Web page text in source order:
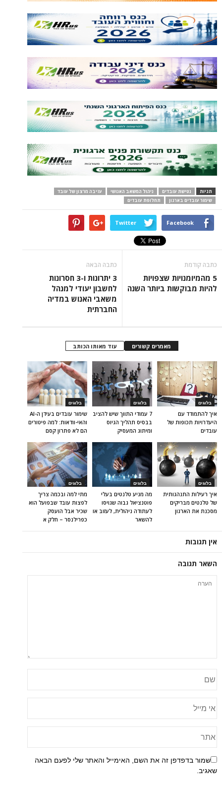
תגיות נטישת עובדים ניהול המשאב האנושי
עזיבה מרצון של עובד
שימור עובדים בארגון
תחלופת עובדים
Facebook
Twitter
כתבה קודמת
5 מהמיומנויות שצפויות
להיות מבוקשות ביותר השנה
כתבה הבאה
3 יתרונות ו-3 חסרונות
לחשבון יעודי למנהל
משאבי האנוש במדיה
החברתית
מאמרים קשורים עוד מאותו הכותב
בלוגים
שימור עובדים בעידן ה-AI
והאי-וודאות: למה פיטורים
הם לא פתרון קסם
בלוגים
7 עמודי התווך שיש להציב
בבסיס תהליך הגיוס
ומיתוג המעסיק
בלוגים
איך להתמודד עם
היעדרויות תכופות של
עובדים
בלוגים
מתי למה ובכמה צריך
לפצות עובד שבפועל הוא
שכיר אבל הועסק
כפרילנסר – חלק א
בלוגים
מה מניע טלנטים בעלי
פוטנציאל גבוה שגויסו
לעתודה ניהולית, לעזוב או
להשאר
בלוגים
איך רעילות התנהגותית
של טלנטים מבריקים
מסכנת את הארגון
אין תגובות
השאר תגובה
שמור בדפדפן זה את השם, האימייל והאתר שלי לפעם הבאה
שאגיב.